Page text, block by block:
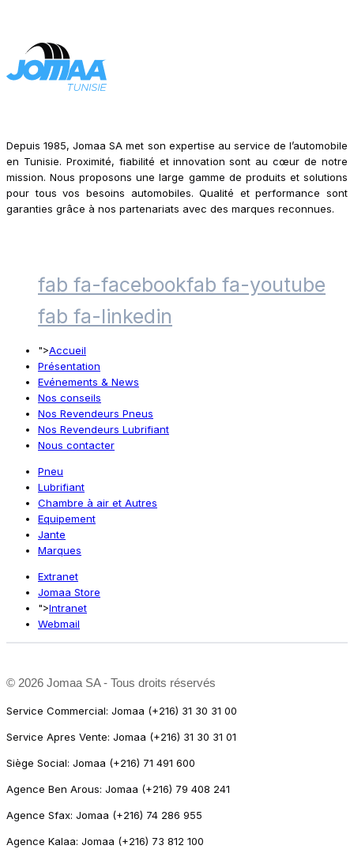
Depuis 1985, Jomaa SA met son expertise au service de l’automobile
en Tunisie. Proximité, fiabilité et innovation sont au cœur de notre
mission. Nous proposons une large gamme de produits et solutions
pour tous vos besoins automobiles. Qualité et performance sont
garanties grâce à nos partenariats avec des marques reconnues.
fab fa-facebookfab fa-youtube
fab fa-linkedin
">Accueil
Présentation
Evénements & News
Nos conseils
Nos Revendeurs Pneus
Nos Revendeurs Lubrifiant
Nous contacter
Pneu
Lubrifiant
Chambre à air et Autres
Equipement
Jante
Marques
Extranet
Jomaa Store
">Intranet
Webmail
© 2026 Jomaa SA - Tous droits réservés
Service Commercial: Jomaa (+216) 31 30 31 00
Service Apres Vente: Jomaa (+216) 31 30 31 01
Siège Social: Jomaa (+216) 71 491 600
Agence Ben Arous: Jomaa (+216) 79 408 241
Agence Sfax: Jomaa (+216) 74 286 955
Agence Kalaa: Jomaa (+216) 73 812 100